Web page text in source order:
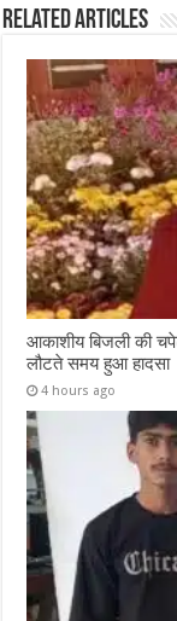
Related Articles
आकाशीय बिजली की
लौटते समय हुआ हादसा
4 hours ago